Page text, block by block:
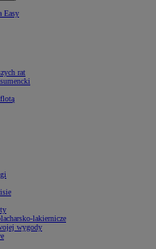
Easy
rat
lakiernicze
wygody